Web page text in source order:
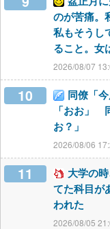
のが苦痛。
私もそうし
ること。女
2026/08/07
10
同僚「
「おお」
お？」
2026/08/06
11
大学の
てた科目が
われた
2026/08/05